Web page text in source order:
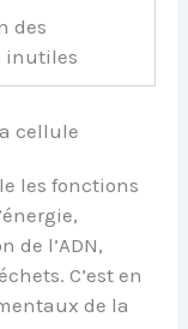
des
inutiles
cellule
les fonctions
de l’ADN,
C’est en
de la